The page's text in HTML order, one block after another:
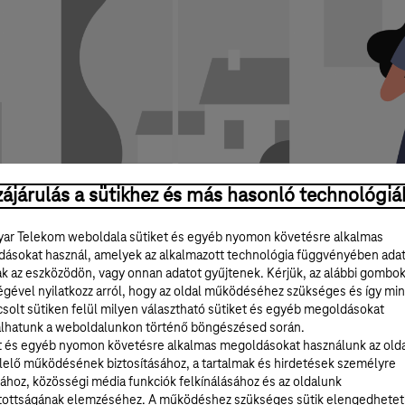
sorolhatóak. Ilyen kategóriák lehetnek
adatok és hívásinformációk.
a sütikhez és más hasonló
Telekom weboldala sütiket és egyéb nyomon követésre alkalmas
használ, amelyek az alkalmazott technológia függvényében
az eszközödön, vagy onnan adatot gyűjtenek. Kérjük, az alábbi
nyilatkozz arról, hogy az oldal működéséhez szükséges és így
sütiken felül milyen választható sütiket és egyéb megoldásokat
a weboldalunkon történő böngészésed során.
és egyéb nyomon követésre alkalmas megoldásokat használunk az
működésének biztosításához, a tartalmak és hirdetések személyre
közösségi média funkciók felkínálásához és az oldalunk
elemzéséhez. A működéshez szükséges sütik